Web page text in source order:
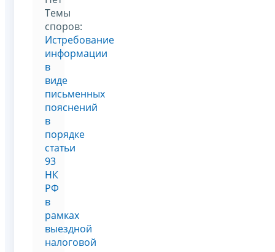
Темы
споров:
Истребование
информации
в
виде
письменных
пояснений
в
порядке
статьи
93
НК
РФ
в
рамках
выездной
налоговой